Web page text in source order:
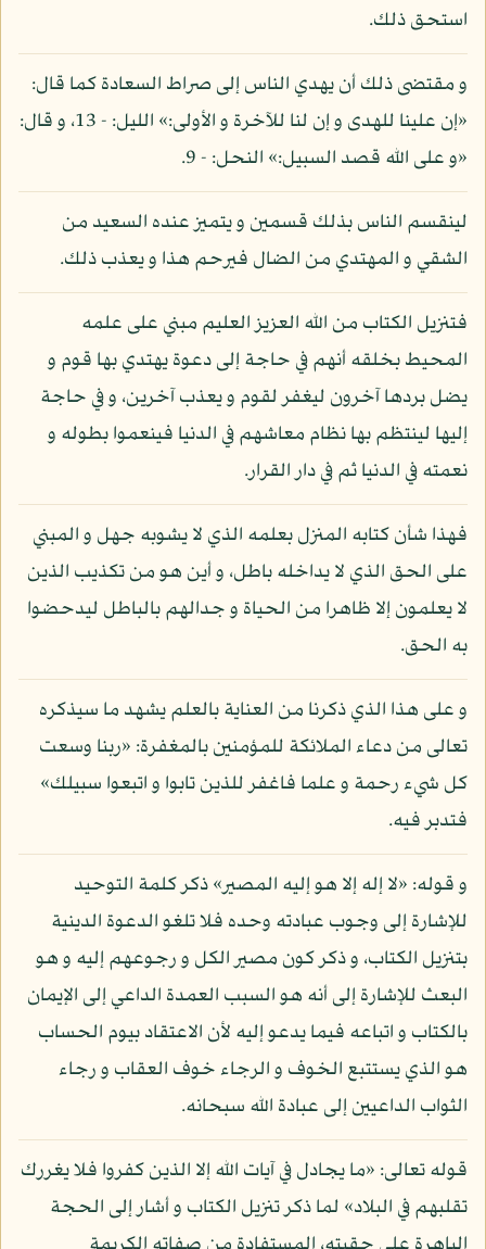
استحق ذلك.
و مقتضى ذلك أن يهدي الناس إلى صراط السعادة كما قال:
«إن علينا للهدى و إن لنا للآخرة و الأولى:» الليل: - 13، و قال:
«و على الله قصد السبيل:» النحل: - 9.
لينقسم الناس بذلك قسمين و يتميز عنده السعيد من
الشقي و المهتدي من الضال فيرحم هذا و يعذب ذلك.
فتنزيل الكتاب من الله العزيز العليم مبني على علمه
المحيط بخلقه أنهم في حاجة إلى دعوة يهتدي بها قوم و
يضل بردها آخرون ليغفر لقوم و يعذب آخرين، و في حاجة
إليها لينتظم بها نظام معاشهم في الدنيا فينعموا بطوله و
نعمته في الدنيا ثم في دار القرار.
فهذا شأن كتابه المنزل بعلمه الذي لا يشوبه جهل و المبني
على الحق الذي لا يداخله باطل، و أين هو من تكذيب الذين
لا يعلمون إلا ظاهرا من الحياة و جدالهم بالباطل ليدحضوا
به الحق.
و على هذا الذي ذكرنا من العناية بالعلم يشهد ما سيذكره
تعالى من دعاء الملائكة للمؤمنين بالمغفرة: «ربنا وسعت
كل شيء رحمة و علما فاغفر للذين تابوا و اتبعوا سبيلك»
فتدبر فيه.
و قوله: «لا إله إلا هو إليه المصير» ذكر كلمة التوحيد
للإشارة إلى وجوب عبادته وحده فلا تلغو الدعوة الدينية
بتنزيل الكتاب، و ذكر كون مصير الكل و رجوعهم إليه و هو
البعث للإشارة إلى أنه هو السبب العمدة الداعي إلى الإيمان
بالكتاب و اتباعه فيما يدعو إليه لأن الاعتقاد بيوم الحساب
هو الذي يستتبع الخوف و الرجاء خوف العقاب و رجاء
الثواب الداعيين إلى عبادة الله سبحانه.
قوله تعالى: «ما يجادل في آيات الله إلا الذين كفروا فلا يغررك
تقلبهم في البلاد» لما ذكر تنزيل الكتاب و أشار إلى الحجة